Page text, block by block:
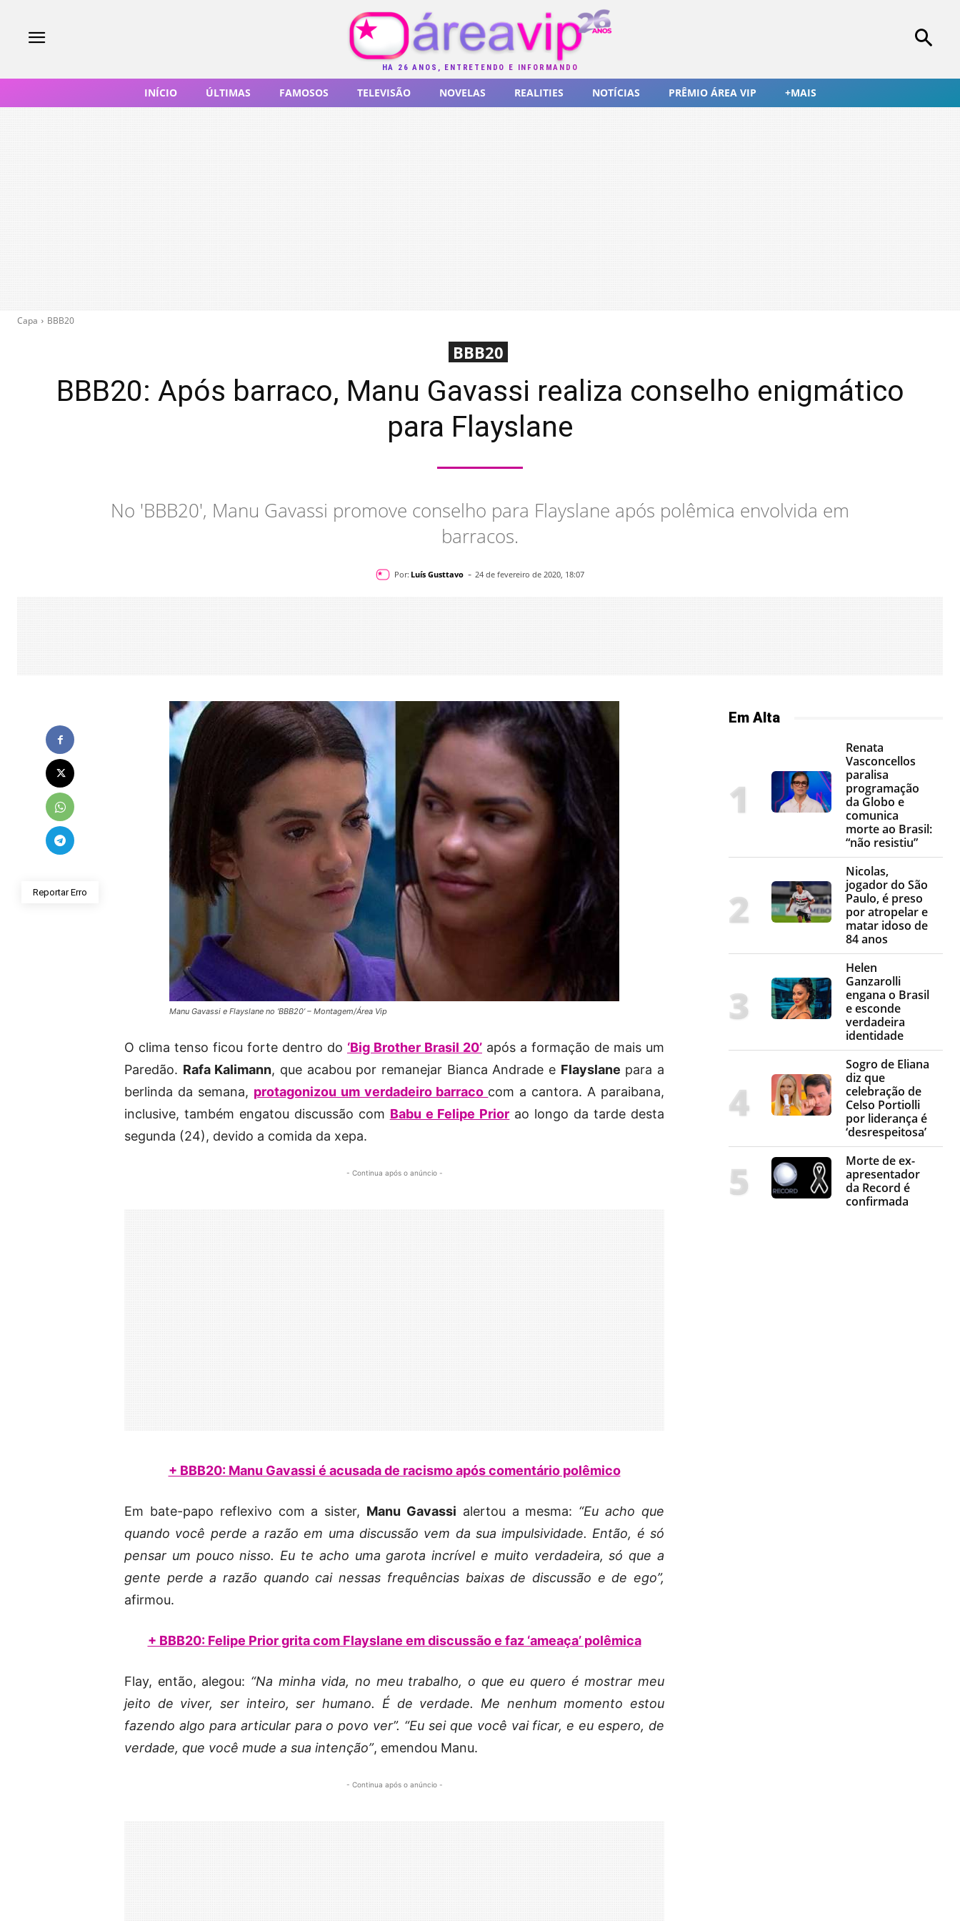
HÁ 26 ANOS, ENTRETENDO E INFORMANDO
INÍCIO ÚLTIMAS FAMOSOS TELEVISÃO NOVELAS REALITIES NOTÍCIAS PRÊMIO ÁREA VIP +MAIS
Capa BBB20
BBB20
BBB20: Após barraco, Manu Gavassi realiza conselho enigmático
para Flayslane
No 'BBB20', Manu Gavassi promove conselho para Flayslane após polêmica envolvida em
barracos.
Por: Luís Gusttavo - 24 de fevereiro de 2020, 18:07
Reportar Erro
Manu Gavassi e Flayslane no ‘BBB20’ – Montagem/Área Vip
O clima tenso ficou forte dentro do ‘Big Brother Brasil 20’ após a formação de mais um
Paredão. Rafa Kalimann, que acabou por remanejar Bianca Andrade e Flayslane para a
berlinda da semana, protagonizou um verdadeiro barraco com a cantora. A paraibana,
inclusive, também engatou discussão com Babu e Felipe Prior ao longo da tarde desta
segunda (24), devido a comida da xepa.
- Continua após o anúncio -
+ BBB20: Manu Gavassi é acusada de racismo após comentário polêmico
Em bate-papo reflexivo com a sister, Manu Gavassi alertou a mesma: “Eu acho que
quando você perde a razão em uma discussão vem da sua impulsividade. Então, é só
pensar um pouco nisso. Eu te acho uma garota incrível e muito verdadeira, só que a
gente perde a razão quando cai nessas frequências baixas de discussão e de ego”,
afirmou.
+ BBB20: Felipe Prior grita com Flayslane em discussão e faz ‘ameaça’ polêmica
Flay, então, alegou: “Na minha vida, no meu trabalho, o que eu quero é mostrar meu
jeito de viver, ser inteiro, ser humano. É de verdade. Me nenhum momento estou
fazendo algo para articular para o povo ver”. “Eu sei que você vai ficar, e eu espero, de
verdade, que você mude a sua intenção”, emendou Manu.
- Continua após o anúncio -
Em Alta
Renata
Vasconcellos
paralisa
programação
da Globo e
comunica
morte ao Brasil:
“não resistiu”
Nicolas,
jogador do São
Paulo, é preso
por atropelar e
matar idoso de
84 anos
Helen
Ganzarolli
engana o Brasil
e esconde
verdadeira
identidade
Sogro de Eliana
diz que
celebração de
Celso Portiolli
por liderança é
‘desrespeitosa’
Morte de ex-
apresentador
da Record é
confirmada